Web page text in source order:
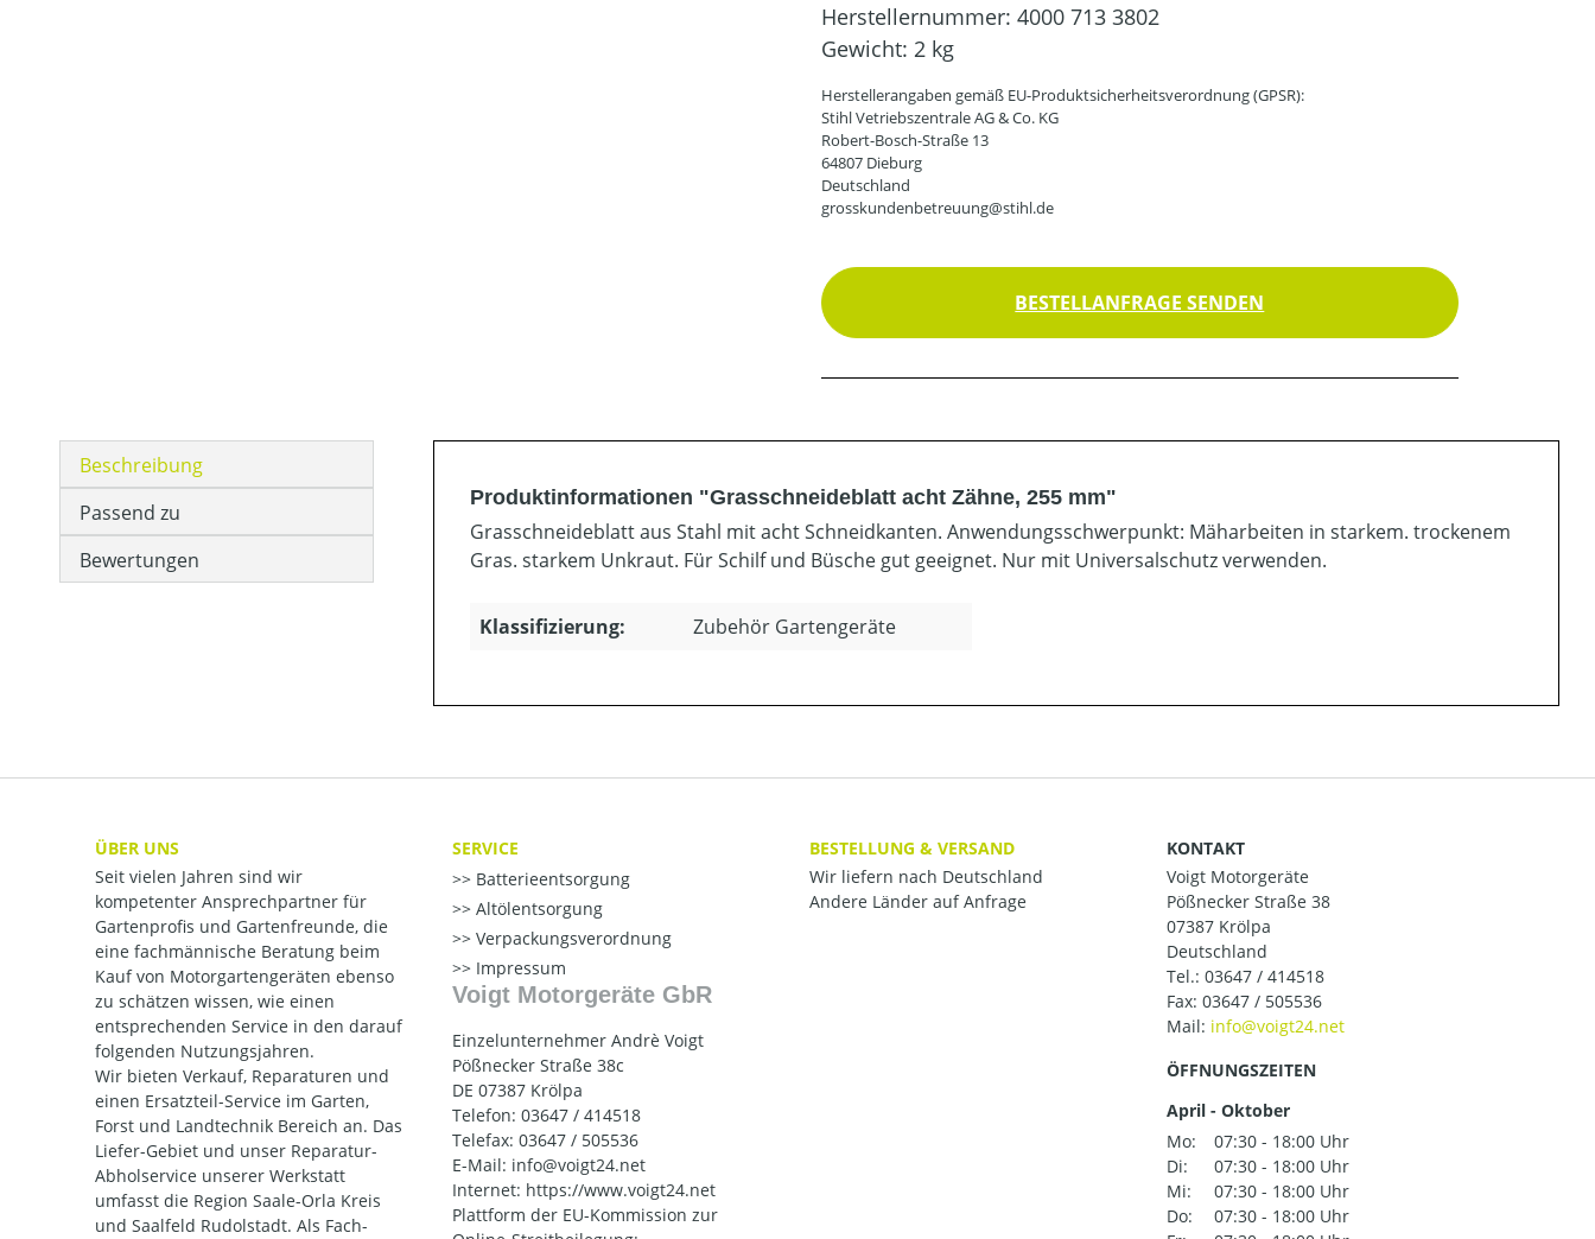
Herstellernummer: 4000 713 3802
Gewicht: 2 kg
Herstellerangaben gemäß EU-Produktsicherheitsverordnung (GPSR):
Stihl Vetriebszentrale AG & Co. KG
Robert-Bosch-Straße 13
64807 Dieburg
Deutschland
grosskundenbetreuung@stihl.de
BESTELLANFRAGE SENDEN
Beschreibung
Passend zu
Bewertungen
Produktinformationen "Grasschneideblatt acht Zähne, 255 mm"
Grasschneideblatt aus Stahl mit acht Schneidkanten. Anwendungsschwerpunkt: Mäharbeiten in starkem. trockenem
Gras. starkem Unkraut. Für Schilf und Büsche gut geeignet. Nur mit Universalschutz verwenden.
Klassifizierung: Zubehör Gartengeräte
ÜBER UNS
Seit vielen Jahren sind wir
kompetenter Ansprechpartner für
Gartenprofis und Gartenfreunde, die
eine fachmännische Beratung beim
Kauf von Motorgartengeräten ebenso
zu schätzen wissen, wie einen
entsprechenden Service in den darauf
folgenden Nutzungsjahren.
Wir bieten Verkauf, Reparaturen und
einen Ersatzteil-Service im Garten,
Forst und Landtechnik Bereich an. Das
Liefer-Gebiet und unser Reparatur-
Abholservice unserer Werkstatt
umfasst die Region Saale-Orla Kreis
und Saalfeld Rudolstadt. Als Fach-
SERVICE
Batterieentsorgung
Altölentsorgung
Verpackungsverordnung
Impressum
Voigt Motorgeräte GbR
Einzelunternehmer Andrè Voigt
Pößnecker Straße 38c
DE 07387 Krölpa
Telefon: 03647 / 414518
Telefax: 03647 / 505536
E-Mail: info@voigt24.net
Internet: https://www.voigt24.net
Plattform der EU-Kommission zur
BESTELLUNG & VERSAND
Wir liefern nach Deutschland
Andere Länder auf Anfrage
KONTAKT
Voigt Motorgeräte
Pößnecker Straße 38
07387 Krölpa
Deutschland
Tel.: 03647 / 414518
Fax: 03647 / 505536
Mail:
ÖFFNUNGSZEITEN
April - Oktober
Mo:
07:30 - 18:00 Uhr
Di:
07:30 - 18:00 Uhr
Mi:
07:30 - 18:00 Uhr
Do:
07:30 - 18:00 Uhr